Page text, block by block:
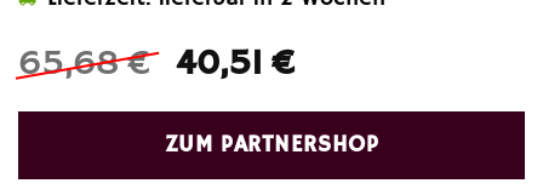
65,68€ Ursprünglicher
war:
65,68 €
40,51 €Aktueller
ist:
40,51 €.
ZUM PARTNERSHOP